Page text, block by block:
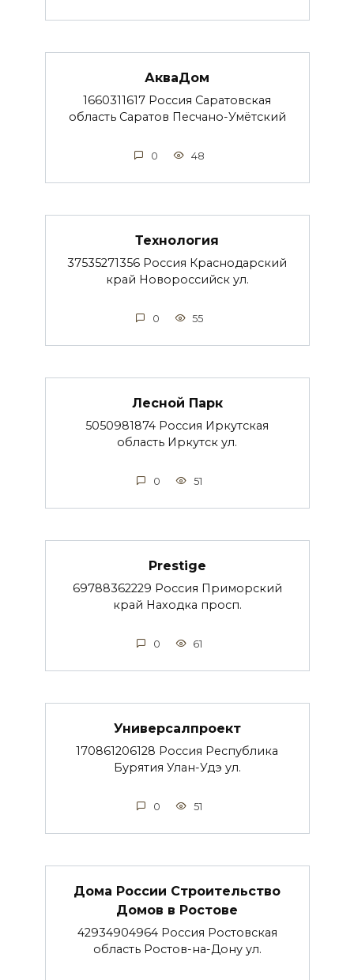
АкваДом
1660311617 Россия Саратовская
область Саратов Песчано-Умётский
0 48
Технология
37535271356 Россия Краснодарский
край Новороссийск ул.
0 55
Лесной Парк
5050981874 Россия Иркутская
область Иркутск ул.
0 51
Prestige
69788362229 Россия Приморский
край Находка просп.
0 61
Универсалпроект
170861206128 Россия Республика
Бурятия Улан-Удэ ул.
0 51
Дома России Строительство
Домов в Ростове
42934904964 Россия Ростовская
область Ростов-на-Дону ул.